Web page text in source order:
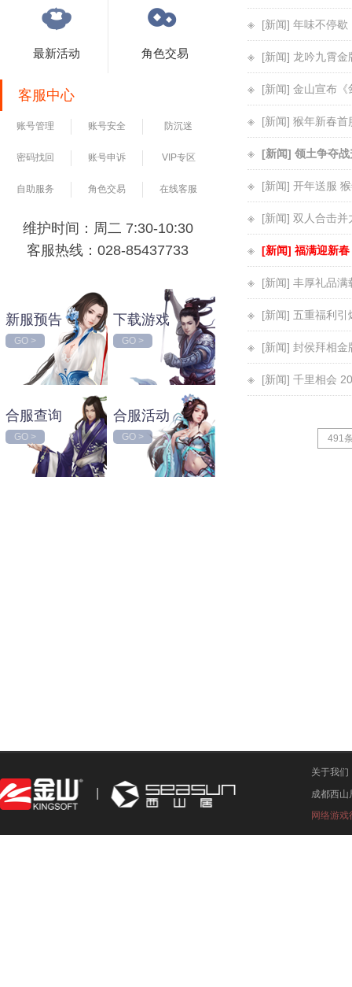
最新活动 角色交易
客服中心
账号管理 账号安全 防沉迷
密码找回 账号申诉 VIP专区
自助服务 角色交易 在线客服
维护时间：周二 7:30-10:30
客服热线：028-85437733
新服预告
GO >
下载游戏
GO >
合服查询
GO >
合服活动
GO >
[新闻] 年味不停
[新闻] 龙吟九霄
[新闻] 金山宣布
[新闻] 猴年新春
[新闻] 领土争夺
[新闻] 开年送服
[新闻] 双人合击
[新闻] 福满迎新
[新闻] 丰厚礼品
[新闻] 五重福利
[新闻] 封侯拜相
[新闻] 千里相会
491
关于我们
成都西山
网络游